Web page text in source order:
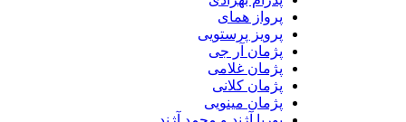
پرواز همای
پرویز پرستویی
پژمان آر جی
پژمان غلامی
پژمان کلانی
پژمان مینویی